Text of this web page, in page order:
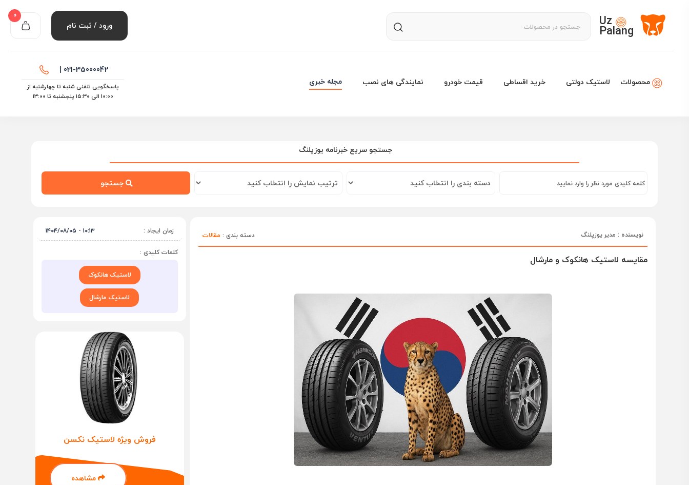
Uz
Palang ورود / ثبت نام
0
محصولات لاستیک دولتی خرید اقساطی قیمت خودرو نمایندگی های نصب مجله خبری
021-35000042 |
پاسخگویی تلفنی شنبه تا چهارشنبه از
10:00 الی ۱۵:30 پنجشنبه تا 13:00
جستجو سریع خبرنامه یوزپلنگ
جستجو
نویسنده : مدیر یوزپلنگ دسته بندی : مقالات
مقایسه لاستیک هانکوک و مارشال
زمان ایجاد :
۱۰:۱۳ - ۱۴۰۴/۰۸/۰۵
کلمات کلیدی :
لاستیک هانکوک
لاستیک مارشال
فروش ویژه لاستیک نکسن
مشاهده